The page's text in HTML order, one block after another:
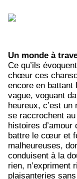
Un monde à
Ce qu’ils
chœur ces
encore en battant
vague, voguant
heureux, c’est un
se raccrochent au
histoires
battre le cœur et
malheureuses,
conduisent à la
rien, n’expriment
plaisanteries